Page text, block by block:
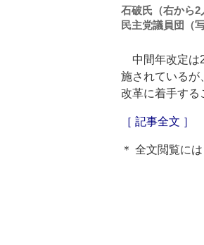
石破氏（右から
民主党議員団（
中間年改定は
施されているが
改革に着手する
［ 記事全文 ］
＊ 全文閲覧には